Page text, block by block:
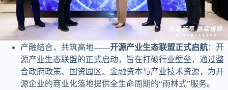
产融结合，共筑高地——开源产业生态联盟正式启航：开
源产业生态联盟的正式启动，旨在打破行业壁垒，通过整
合政府政策、国资园区、金融资本与产业技术资源，为开
源企业的商业化落地提供全生命周期的“雨林式”服务。